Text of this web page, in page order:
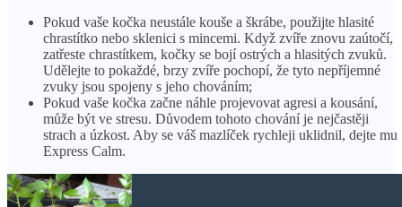
Pokud vaše kočka neustále kouše a škrábe, použijte hlasité
chrastítko nebo sklenici s mincemi. Když zvíře znovu zaútočí,
zatřeste chrastítkem, kočky se bojí ostrých a hlasitých zvuků.
Udělejte to pokaždé, brzy zvíře pochopí, že tyto nepříjemné
zvuky jsou spojeny s jeho chováním;
Pokud vaše kočka začne náhle projevovat agresi a kousání,
může být ve stresu. Důvodem tohoto chování je nejčastěji
strach a úzkost. Aby se váš mazlíček rychleji uklidnil, dejte mu
Express Calm.